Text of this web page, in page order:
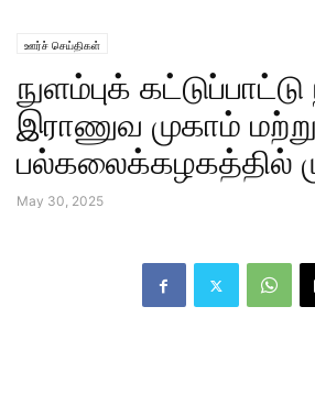
ஊர்ச் செய்திகள்
நுளம்புக்
இராணுவ முகாம்
பல்கலைக்கழகத்தில்
May 30, 2025